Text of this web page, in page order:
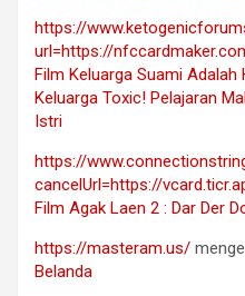
https://
url=https://
Film Keluarga Suami
Keluarga Toxic! Pelajaran
Istri
https://
cancelUrl=https://
Film Agak Laen 2 : Dar Der
https://masteram.us/
Belanda